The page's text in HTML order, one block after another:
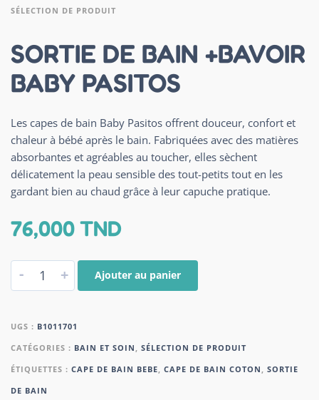
SÉLECTION DE PRODUIT
SORTIE DE BAIN +BAVOIR
BABY PASITOS
Les capes de bain Baby Pasitos offrent douceur, confort et
chaleur à bébé après le bain. Fabriquées avec des matières
absorbantes et agréables au toucher, elles sèchent
délicatement la peau sensible des tout-petits tout en les
gardant bien au chaud grâce à leur capuche pratique.
76,000TND
- + Ajouter au panier
UGS : B1011701
CATÉGORIES : BAIN ET SOIN
SÉLECTION DE PRODUIT
ÉTIQUETTES : CAPE DE BAIN BEBE CAPE DE BAIN COTON
SORTIE
DE BAIN